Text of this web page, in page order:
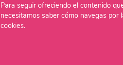
Para seguir ofreciendo el contenido
necesitamos saber cómo navegas
cookies.